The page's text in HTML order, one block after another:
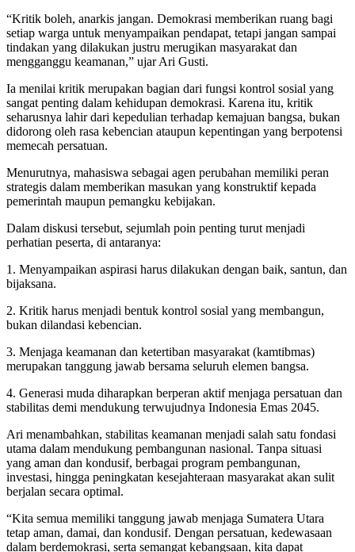
“Kritik boleh, anarkis jangan. Demokrasi memberikan ruang bagi
setiap warga untuk menyampaikan pendapat, tetapi jangan sampai
tindakan yang dilakukan justru merugikan masyarakat dan
mengganggu keamanan,” ujar Ari Gusti.
Ia menilai kritik merupakan bagian dari fungsi kontrol sosial yang
sangat penting dalam kehidupan demokrasi. Karena itu, kritik
seharusnya lahir dari kepedulian terhadap kemajuan bangsa, bukan
didorong oleh rasa kebencian ataupun kepentingan yang berpotensi
memecah persatuan.
Menurutnya, mahasiswa sebagai agen perubahan memiliki peran
strategis dalam memberikan masukan yang konstruktif kepada
pemerintah maupun pemangku kebijakan.
Dalam diskusi tersebut, sejumlah poin penting turut menjadi
perhatian peserta, di antaranya:
1. Menyampaikan aspirasi harus dilakukan dengan baik, santun, dan
bijaksana.
2. Kritik harus menjadi bentuk kontrol sosial yang membangun,
bukan dilandasi kebencian.
3. Menjaga keamanan dan ketertiban masyarakat (kamtibmas)
merupakan tanggung jawab bersama seluruh elemen bangsa.
4. Generasi muda diharapkan berperan aktif menjaga persatuan dan
stabilitas demi mendukung terwujudnya Indonesia Emas 2045.
Ari menambahkan, stabilitas keamanan menjadi salah satu fondasi
utama dalam mendukung pembangunan nasional. Tanpa situasi
yang aman dan kondusif, berbagai program pembangunan,
investasi, hingga peningkatan kesejahteraan masyarakat akan sulit
berjalan secara optimal.
“Kita semua memiliki tanggung jawab menjaga Sumatera Utara
tetap aman, damai, dan kondusif. Dengan persatuan, kedewasaan
dalam berdemokrasi, serta semangat kebangsaan, kita dapat